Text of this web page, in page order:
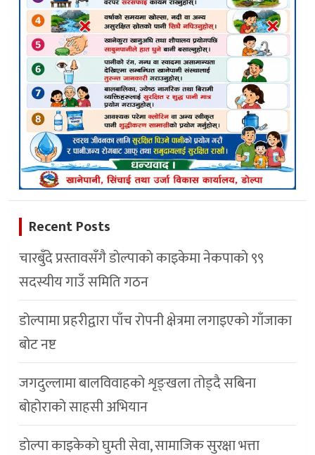
Recent Posts
चारबुँदे प्रस्तावसँगै डाेल्पाकाे काइकेमा नेकपाकाे ९९
सदस्यीय गाउँ समिति गठन
डोल्पामा प्रहरीद्वारा पाँच रोपनी क्षेत्रमा लगाइएको गाँजाका
बोट नष्ट
जगदुल्लामा बालविवाहको शृङ्खला तोड्दै सबिना
बोहोराको साहसी अभियान
डाेल्पा काइकेकाे घुम्ती सेवा, सामाजिक सुरक्षा भत्ता